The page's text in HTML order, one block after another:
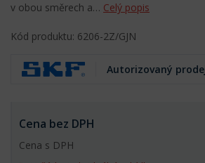
v obou směrech a… Celý popis
Kód produktu: 6206-2Z/GJN
Autorizovaný
Cena bez DPH
Cena s DPH